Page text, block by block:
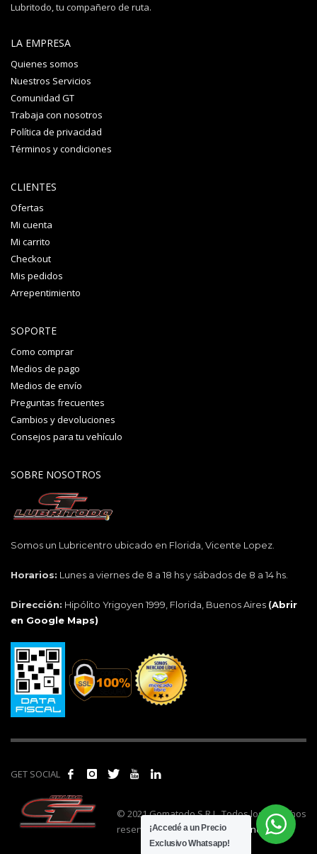
Lubritodo, tu compañero de ruta.
LA EMPRESA
Quienes somos
Nuestros Servicios
Comunidad GT
Trabaja con nosotros
Política de privacidad
Términos y condiciones
CLIENTES
Ofertas
Mi cuenta
Mi carrito
Checkout
Mis pedidos
Arrepentimiento
SOPORTE
Como comprar
Medios de pago
Medios de envío
Preguntas frecuentes
Cambios y devoluciones
Consejos para tu vehículo
SOBRE NOSOTROS
Somos un Lubricentro ubicado en Florida, Vicente Lopez.
Horarios: Lunes a viernes de 8 a 18 hs y sábados de 8 a 14 hs.
Dirección: Hipólito Yrigoyen 1999, Florida, Buenos Aires (Abrir
en Google Maps)
GET SOCIAL
© 2021 Gomatodo S.R.L. Todos los derechos
reservados. | Realizado por
cónclave.
¡Accedé a un Precio
Exclusivo Whatsapp!